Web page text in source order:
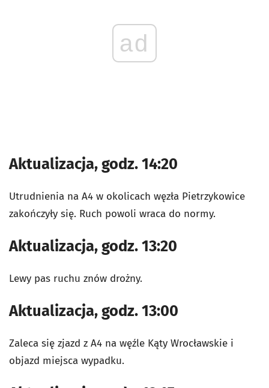
ad
Aktualizacja, godz. 14:20
Utrudnienia na A4 w okolicach węzła Pietrzykowice
zakończyły się. Ruch powoli wraca do normy.
Aktualizacja, godz. 13:20
Lewy pas ruchu znów drożny.
Aktualizacja, godz. 13:00
Zaleca się zjazd z A4 na węźle Kąty Wrocławskie i
objazd miejsca wypadku.